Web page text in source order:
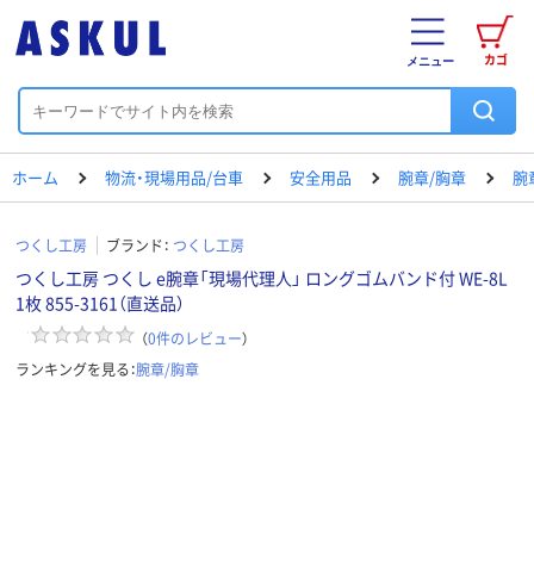
カゴ
メニュー
ホーム 物流・現場用品/台車 安全用品 腕章/胸章 腕
つくし工房 ブランド： つくし工房
つくし工房 つくし e腕章「現場代理人」 ロングゴムバンド付 WE-8L
1枚 855-3161（直送品）
（0件のレビュー）
ランキングを見る：腕章/胸章